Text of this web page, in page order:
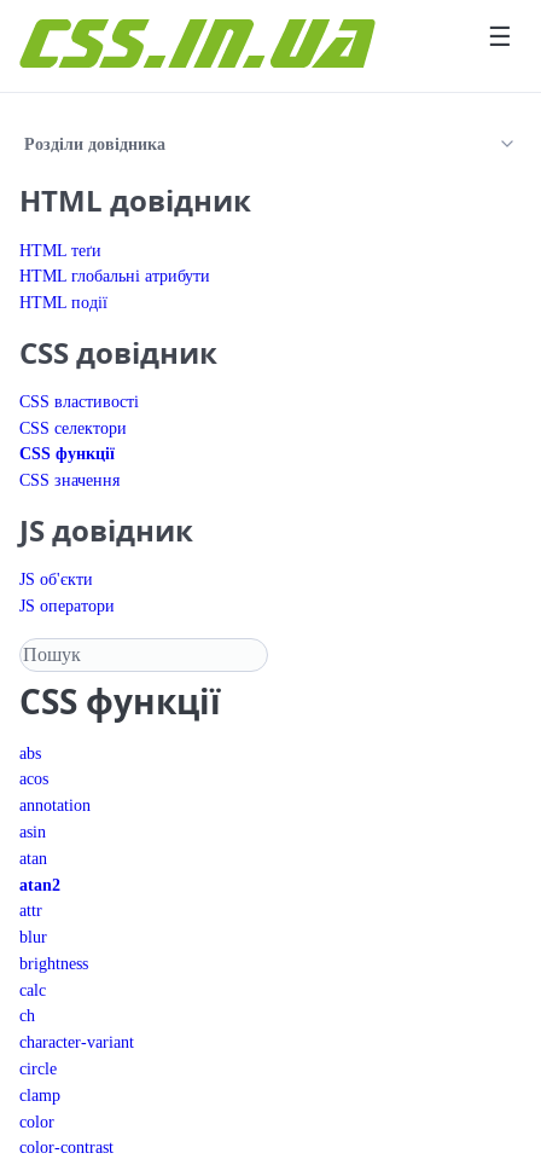
☰
Розділи довідника
HTML довідник
HTML теґи
HTML глобальні атрибути
HTML події
CSS довідник
CSS властивості
CSS селектори
CSS функції
CSS значення
JS довідник
JS об'єкти
JS оператори
Пошук у довіднику
CSS функції
abs
acos
annotation
asin
atan
atan2
attr
blur
brightness
calc
ch
character-variant
circle
clamp
color
color-contrast